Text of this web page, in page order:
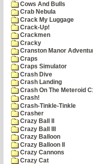
Cows And Bulls
Crab Nebula
Crack My Luggage
Crack-Up!
Crackmen
Cracky
Cranston Manor
Craps
Craps Simulator
Crash Dive
Crash Landing
Crash On The Meteroid
Crash!
Crash-Tinkle-Tinkle
Crasher
Crazy Ball II
Crazy Ball III
Crazy Balloon
Crazy Balloon II
Crazy Cannons
Crazy Cat